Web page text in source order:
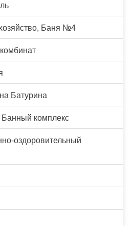
Баня №4
Батурина
комплекс
оздоровительный